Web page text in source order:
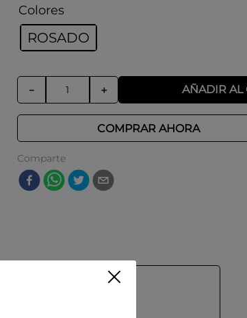
Colores
ROSADO
＋
－ AÑADIR AL
COMPRAR AHORA
Comparte